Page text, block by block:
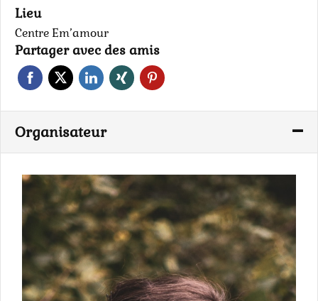
Lieu
Centre Em’amour
Partager avec des amis
Organisateur